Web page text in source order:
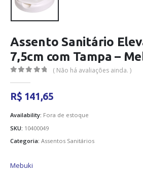
Assento Sanitário
7,5cm com Tampa –
( Não há avaliações ainda. )
R$ 141,65
Availability: Fora de estoque
SKU: 10400049
Categoria: Assentos Sanitários
Mebuki